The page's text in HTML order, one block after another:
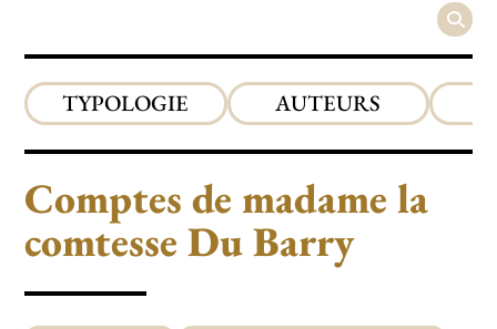
TYPOLOGIE AUTEURS
Comptes de madame la
comtesse Du Barry